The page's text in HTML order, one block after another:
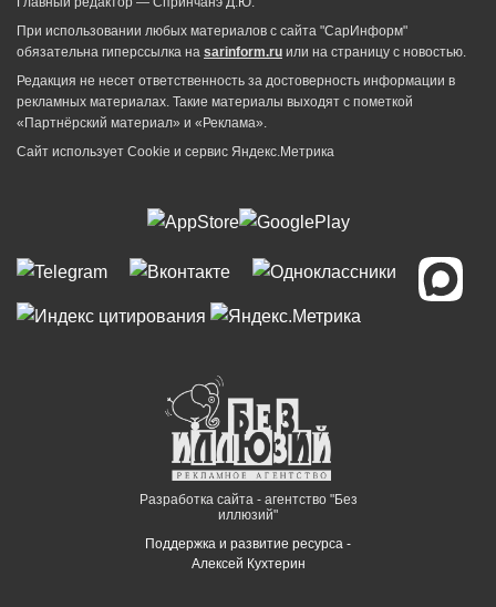
При использовании любых материалов с сайта "СарИнформ"
обязательна гиперссылка на sarinform.ru или на страницу с новостью.
Редакция не несет ответственность за достоверность информации в
рекламных материалах. Такие материалы выходят с пометкой
«Партнёрский материал» и «Реклама».
Сайт использует Cookie и сервиc Яндекс.Метрика
Разработка сайта - агентство "Без
иллюзий"
Поддержка и развитие ресурса -
Алексей Кухтерин